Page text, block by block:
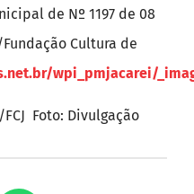
de Nº 1197 de 08
Cultura de
wpi_pmjacarei/
Foto: Divulgação